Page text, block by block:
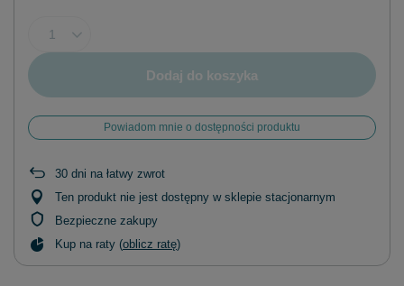
Dodaj do koszyka
Powiadom mnie o dostępności produktu
30 dni na łatwy zwrot
Ten produkt nie jest dostępny w sklepie stacjonarnym
Bezpieczne zakupy
Kup na raty (oblicz ratę)